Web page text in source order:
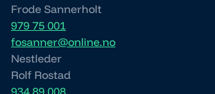
Frode Sannerholt
979 75 001
fosanner@online.no
Nestleder
Rolf Rostad
934 89 008